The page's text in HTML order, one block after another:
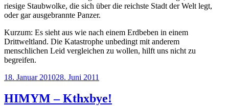
riesige Staubwolke, die sich über die reichste Stadt der Welt legt,
oder gar ausgebrannte Panzer.
Kurzum: Es sieht aus wie nach einem Erdbeben in einem
Drittweltland. Die Katastrophe unbedingt mit anderem
menschlichen Leid vergleichen zu wollen, hilft uns nicht zu
begreifen.
Veröffentlicht
18. Januar 201028. Juni 2011
HIMYM – Kthxbye!